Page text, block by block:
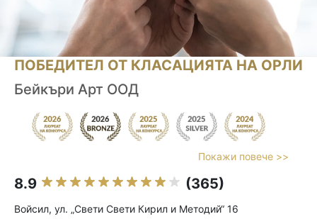
ПОБЕДИТЕЛ ОТ КЛАСАЦИЯТА НА ОРЛИ
Бейкъри Арт ООД
Покажи повече >>
8.9 (365)
Войсил, ул. „Свети Свети Кирил и Методий“ 16